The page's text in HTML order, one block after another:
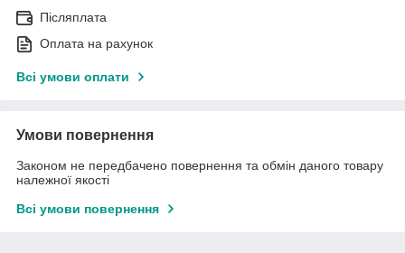
Післяплата
Оплата на рахунок
Всі умови оплати
Умови повернення
Законом не передбачено повернення та обмін даного товару
належної якості
Всі умови повернення